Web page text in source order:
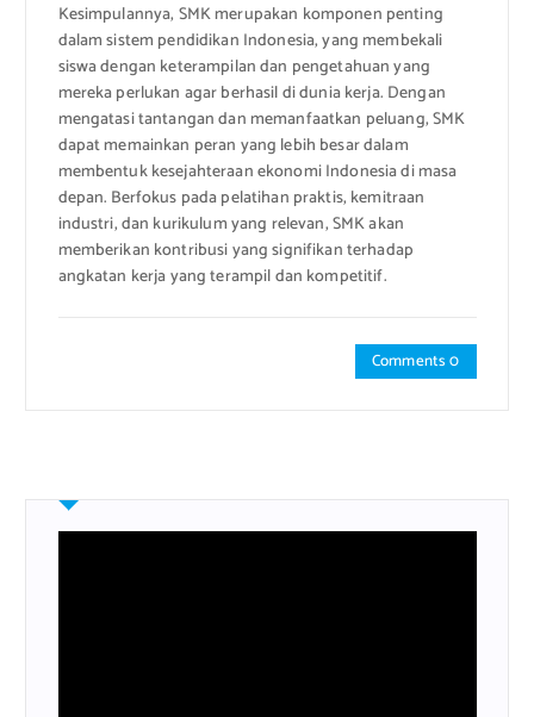
Kesimpulannya, SMK merupakan komponen penting
dalam sistem pendidikan Indonesia, yang membekali
siswa dengan keterampilan dan pengetahuan yang
mereka perlukan agar berhasil di dunia kerja. Dengan
mengatasi tantangan dan memanfaatkan peluang, SMK
dapat memainkan peran yang lebih besar dalam
membentuk kesejahteraan ekonomi Indonesia di masa
depan. Berfokus pada pelatihan praktis, kemitraan
industri, dan kurikulum yang relevan, SMK akan
memberikan kontribusi yang signifikan terhadap
angkatan kerja yang terampil dan kompetitif.
Comments 0